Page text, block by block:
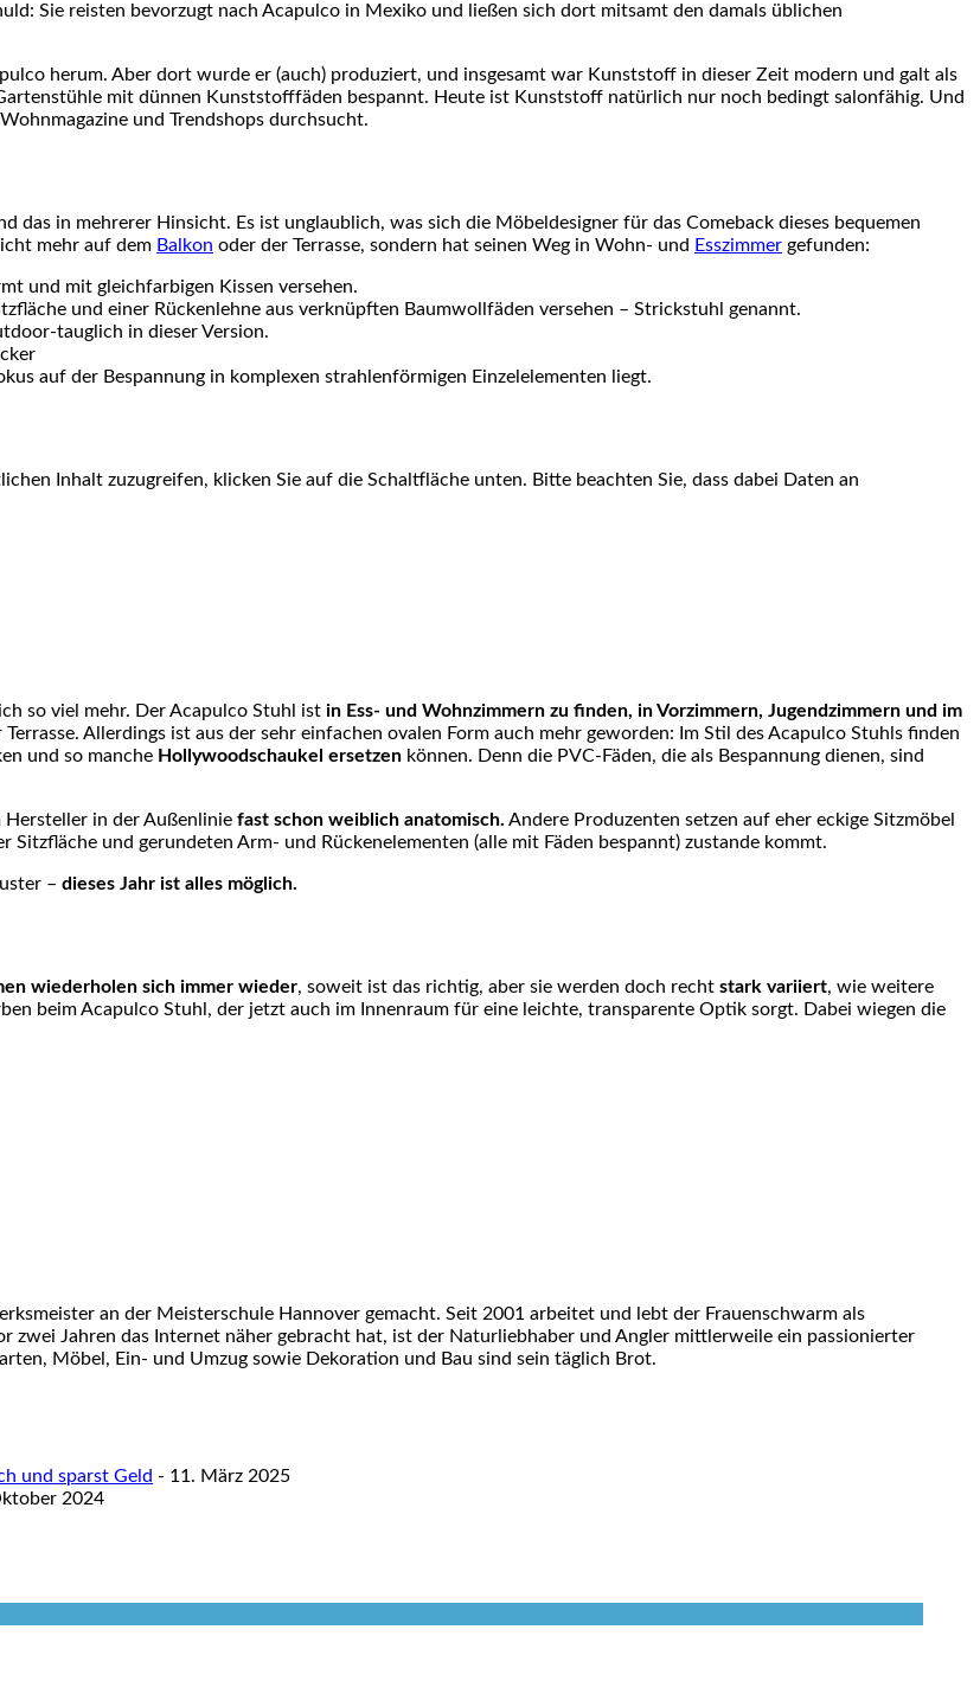
Sie reisten bevorzugt nach Acapulco in Mexiko und ließen sich dort mitsamt den damals üblichen
herum. Aber dort wurde er (auch) produziert, und insgesamt war Kunststoff in dieser Zeit modern und galt als
mit dünnen Kunststofffäden bespannt. Heute ist Kunststoff natürlich nur noch bedingt salonfähig. Und
und Trendshops durchsucht.
das in mehrerer Hinsicht. Es ist unglaublich, was sich die Möbeldesigner für das Comeback dieses bequemen
mehr auf dem Balkon oder der Terrasse, sondern hat seinen Weg in Wohn- und Esszimmer gefunden:
und mit gleichfarbigen Kissen versehen.
und einer Rückenlehne aus verknüpften Baumwollfäden versehen – Strickstuhl genannt.
tauglich in dieser Version.
auf der Bespannung in komplexen strahlenförmigen Einzelelementen liegt.
Inhalt zuzugreifen, klicken Sie auf die Schaltfläche unten. Bitte beachten Sie, dass dabei Daten an
so viel mehr. Der Acapulco Stuhl ist in Ess- und Wohnzimmern zu finden, in Vorzimmern, Jugendzimmern und im
Allerdings ist aus der sehr einfachen ovalen Form auch mehr geworden: Im Stil des Acapulco Stuhls finden
und so manche Hollywoodschaukel ersetzen können. Denn die PVC-Fäden, die als Bespannung dienen, sind
Hersteller in der Außenlinie fast schon weiblich anatomisch. Andere Produzenten setzen auf eher eckige Sitzmöbel
Sitzfläche und gerundeten Arm- und Rückenelementen (alle mit Fäden bespannt) zustande kommt.
– dieses Jahr ist alles möglich.
wiederholen sich immer wieder, soweit ist das richtig, aber sie werden doch recht stark variiert, wie weitere
beim Acapulco Stuhl, der jetzt auch im Innenraum für eine leichte, transparente Optik sorgt. Dabei wiegen die
an der Meisterschule Hannover gemacht. Seit 2001 arbeitet und lebt der Frauenschwarm als
zwei Jahren das Internet näher gebracht hat, ist der Naturliebhaber und Angler mittlerweile ein passionierter
Möbel, Ein- und Umzug sowie Dekoration und Bau sind sein täglich Brot.
und sparst Geld - 11. März 2025
2024